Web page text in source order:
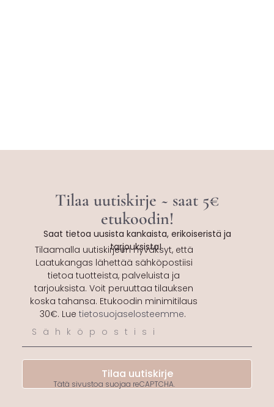
Tilaa uutiskirje ~ saat 5€
etukoodin!
Saat tietoa uusista kankaista, erikoiseristä ja
tarjouksista!
Tilaamalla uutiskirjeen hyväksyt, että
Laatukangas lähettää sähköpostiisi
tietoa tuotteista, palveluista ja
tarjouksista. Voit peruuttaa tilauksen
koska tahansa. Etukoodin minimitilaus
30€. Lue tietosuojaselosteemme.
Tilaa uutiskirje
Tätä sivustoa suojaa reCAPTCHA.